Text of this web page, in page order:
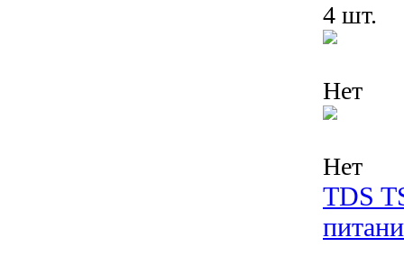
4 шт.
Нет
Нет
TDS